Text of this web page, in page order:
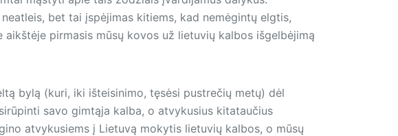
bet tai įspėjimas kitiems, kad nemėgintų elgtis,
aikštėje pirmasis mūsų kovos už lietuvių kalbos išgelbėjimą
bylą (kuri, iki išteisinimo, tęsėsi pustrečių metų) dėl
savo gimtąja kalba, o atvykusius kitataučius
atvykusiems į Lietuvą mokytis lietuvių kalbos, o mūsų